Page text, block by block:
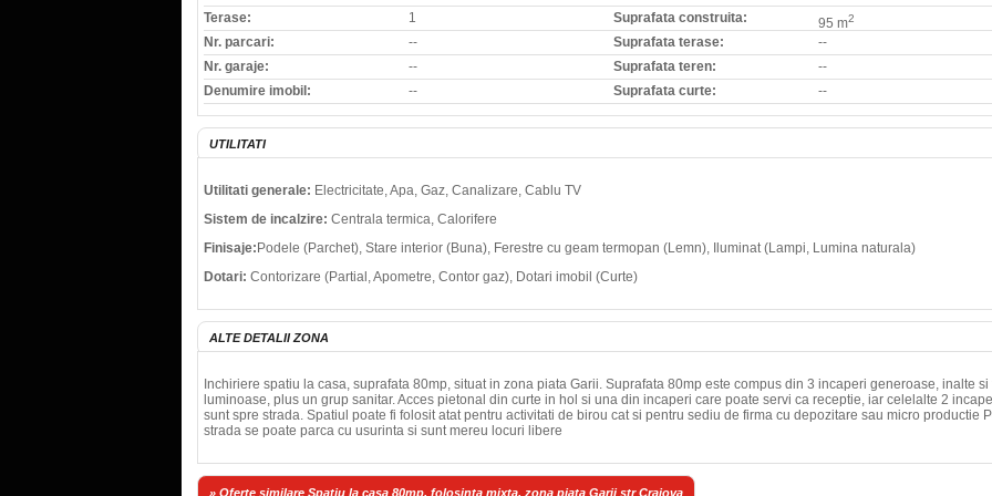
Terase:
1
Nr. parcari:
--
Nr. garaje:
--
Denumire imobil:
--
Suprafata construita:
95 m2
Suprafata terase:
--
Suprafata teren:
--
Suprafata curte:
--
UTILITATI
Utilitati generale: Electricitate, Apa, Gaz, Canalizare, Cablu TV
Sistem de incalzire: Centrala termica, Calorifere
Finisaje: Podele (Parchet), Stare interior (Buna), Ferestre cu geam termopan (Lemn), Iluminat (Lampi, Lumina naturala)
Dotari: Contorizare (Partial, Apometre, Contor gaz), Dotari imobil (Curte)
ALTE DETALII ZONA
Inchiriere spatiu la casa, suprafata 80mp, situat in zona piata Garii. Suprafata 80mp este compus din 3 incaperi generoase, inalte si
luminoase, plus un grup sanitar. Acces pietonal din curte in hol si una din incaperi care poate servi ca receptie, iar celelalte 2
sunt spre strada. Spatiul poate fi folosit atat pentru activitati de birou cat si pentru sediu de firma cu depozitare sau micro productie
strada se poate parca cu usurinta si sunt mereu locuri libere
» Oferte similare Spatiu la casa 80mp, folosinta mixta, zona piata Garii str Craiova